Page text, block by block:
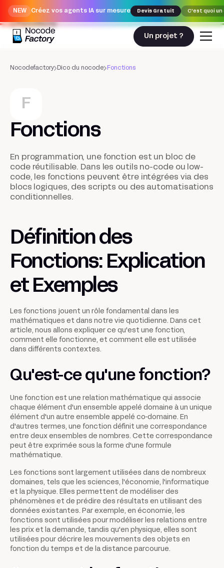
NEW Créez vos agents IA sur mesure Devis Gratuit C'est quoi un
Un projet ?
Fonctions
Nocodefactory Dico du nocode Fonctions
F
Fonctions
En programmation, une fonction est un bloc de
code réutilisable. Dans les outils no-code ou low-
code, les fonctions peuvent être intégrées via des
blocs logiques, des scripts ou des automatisations
conditionnelles.
Définition des
Fonctions: Explication
et Exemples
Les fonctions jouent un rôle fondamental dans les
mathématiques et dans notre vie quotidienne. Dans cet
article, nous allons expliquer ce qu'est une fonction,
comment elle fonctionne, et comment elle est utilisée
dans différents contextes.
Qu'est-ce qu'une fonction?
Une fonction est une relation mathématique qui associe
chaque élément d'un ensemble appelé domaine à un unique
élément d'un autre ensemble appelé co-domaine. En
d'autres termes, une fonction définit une correspondance
entre deux ensembles de nombres. Cette correspondance
peut être exprimée sous la forme d'une formule
mathématique.
Les fonctions sont largement utilisées dans de nombreux
domaines, tels que les sciences, l'économie, l'informatique
et la physique. Elles permettent de modéliser des
phénomènes et de prédire des résultats en utilisant des
données existantes. Par exemple, en économie, les
fonctions sont utilisées pour modéliser les relations entre
les prix et la demande, tandis qu'en physique, elles sont
utilisées pour décrire les mouvements des objets en
fonction du temps et de la distance parcourue.